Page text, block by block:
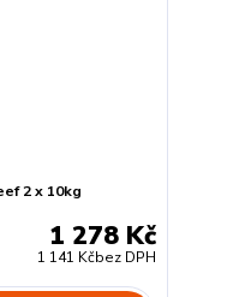
2 x 10kg
1 278 Kč
1 141 Kčbez DPH